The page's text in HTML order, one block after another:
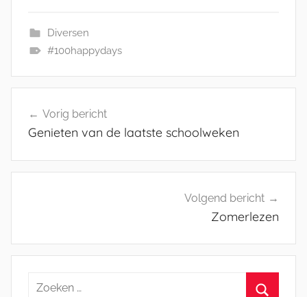
Diversen
#100happydays
navigatie
Vorig bericht
Genieten van de laatste schoolweken
Volgend bericht
Zomerlezen
Zoeken